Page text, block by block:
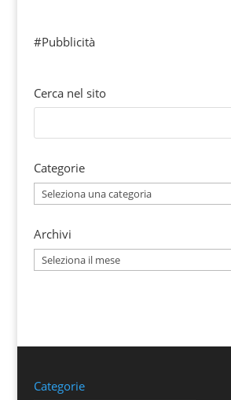
#Pubblicità
Cerca nel sito
Categorie
Categorie
Archivi
Archivi
Categorie